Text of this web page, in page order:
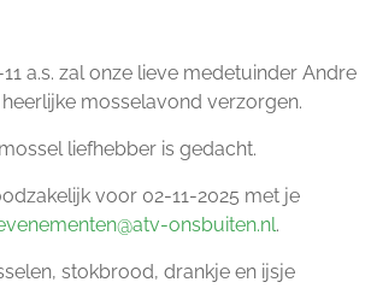
a.s. zal onze lieve medetuinder Andre
mosselavond verzorgen.
liefhebber is gedacht.
voor 02-11-2025 met je
onsbuiten.nl.
stokbrood, drankje en ijsje